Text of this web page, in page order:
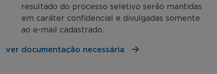
resultado do processo seletivo serão mantidas
em caráter confidencial e divulgadas somente
ao e-mail cadastrado.
ver documentação necessária